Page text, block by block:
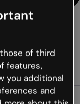
of third
features,
you additional
and